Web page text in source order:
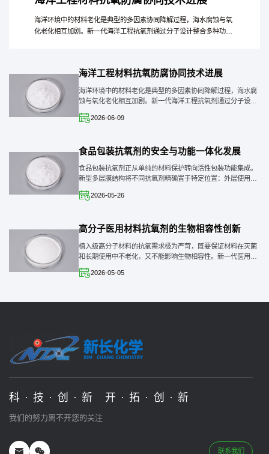
海洋环境中的材料老化是典型的多因素协同降解过程，海水腐蚀与氧
化老化相互加剧。新一代海洋工程抗氧剂通过分子设计整合多种功
海洋工程材料抗氧防腐协同技术进展
海洋环境中的材料老化是典型的多因素协同降解过程，海水腐
蚀与氧化老化相互加剧。新一代海洋工程抗氧剂通过分子设计
整合多种功能：疏水长链抵抗盐水渗透，金属螯合基团抑制电
化学腐蚀，自由基捕获单元提供抗氧化保
2026-06-09
食品包装抗氧剂的安全与功能一体化发展
食品包装抗氧剂正从单纯的材料保护转向活性包装功能集成。
新型多层膜结构将不同抗氧剂精确置于特定位置：外层使用高
分子量受阻酚抵抗紫外线和大气氧化；中间层布置氧气清除剂
创造低氧环境；内层则采用天然多酚类物
2026-05-26
高分子医用材料抗氧剂的生物相容性创新
植入级高分子材料的抗氧需求极为严苛，既要保证材料在灭菌
和长期使用中不老化，又不能影响生物相容性。新一代医用抗
氧剂通过分子结构精密设计，将抗氧化基团与聚乙二醇片段共
价连接，既提高了在聚合物基质中的分散
2026-05-05
科·技·创·新 开·拓·创·新
我们的努力离不开您的关注
联系我们